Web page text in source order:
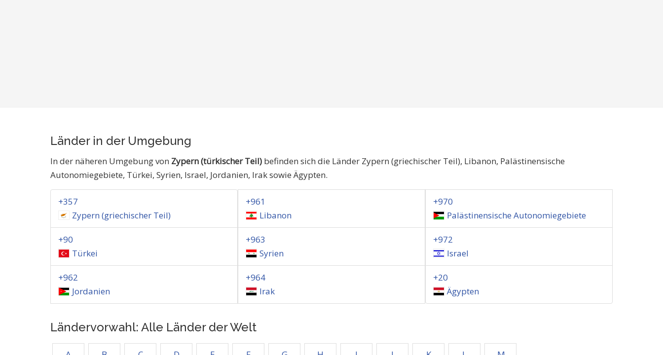
Länder in der Umgebung
In der näheren Umgebung von Zypern (türkischer Teil) befinden sich die Länder Zypern (griechischer Teil), Libanon, Palästinensische
Autonomiegebiete, Türkei, Syrien, Israel, Jordanien, Irak sowie Ägypten.
+357
Zypern (griechischer Teil)
+961
Libanon
+970
Palästinensische Autonomiegebiete
+90
Türkei
+963
Syrien
+972
Israel
+962
Jordanien
+964
Irak
+20
Ägypten
Ländervorwahl: Alle Länder der Welt